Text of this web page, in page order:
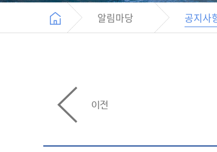
알림마당 공지사
이전